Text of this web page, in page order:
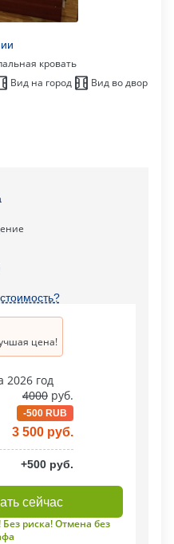
кровать
Вид на город
Вид во двор
цена!
2026 год
4000 руб.
-500 RUB
3 500 руб.
+500 руб.
сейчас
риска! Отмена без